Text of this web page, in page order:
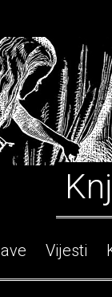
Vijesti